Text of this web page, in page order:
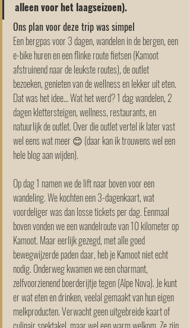
alleen voor het laagseizoen).
Ons plan voor deze trip was simpel
Een bergpas voor 3 dagen, wandelen in de bergen, een
e-bike huren en een flinke route fietsen (Kamoot
afstruinend naar de leukste routes), de outlet
bezoeken, genieten van de wellness en lekker uit eten.
Dat was het idee… Wat het werd? 1 dag wandelen, 2
dagen klettersteigen, wellness, restaurants, en
natuurlijk de outlet. Over die outlet vertel ik later vast
wel eens wat meer 😊 (daar kan ik trouwens wel een
hele blog aan wijden).
Op dag 1 namen we de lift naar boven voor een
wandeling. We kochten een 3-dagenkaart, wat
voordeliger was dan losse tickets per dag. Eenmaal
boven vonden we een wandelroute van 10 kilometer op
Kamoot. Maar eerlijk gezegd, met alle goed
bewegwijzerde paden daar, heb je Kamoot niet echt
nodig. Onderweg kwamen we een charmant,
zelfvoorzienend boerderijtje tegen (Alpe Nova). Je kunt
er wat eten en drinken, veelal gemaakt van hun eigen
melkproducten. Verwacht geen uitgebreide kaart of